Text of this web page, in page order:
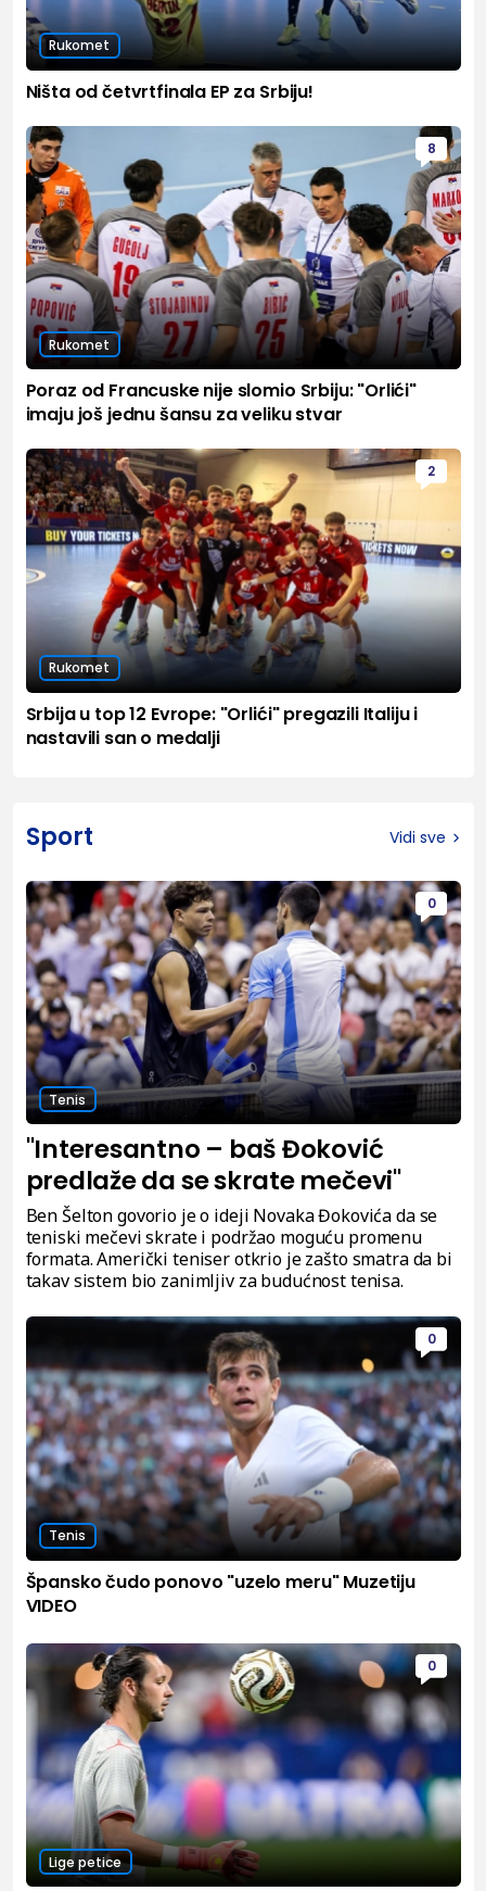
Rukomet
Ništa od četvrtfinala EP za Srbiju!
8
Rukomet
Poraz od Francuske nije slomio Srbiju: "Orlići"
imaju još jednu šansu za veliku stvar
2
Rukomet
Srbija u top 12 Evrope: "Orlići" pregazili Italiju i
nastavili san o medalji
Sport Vidi sve
0
Tenis
"Interesantno – baš Đoković
predlaže da se skrate mečevi"
Ben Šelton govorio je o ideji Novaka Đokovića da se
teniski mečevi skrate i podržao moguću promenu
formata. Američki teniser otkrio je zašto smatra da bi
takav sistem bio zanimljiv za budućnost tenisa.
0
Tenis
Špansko čudo ponovo "uzelo meru" Muzetiju
VIDEO
0
Lige petice